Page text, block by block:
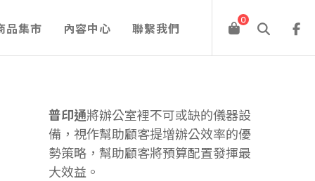
0
品集市 內容中心 聯繫我們
普印通將辦公室裡不可或缺的儀器設
備，視作幫助顧客提增辦公效率的優
勢策略，幫助顧客將預算配置發揮最
大效益。